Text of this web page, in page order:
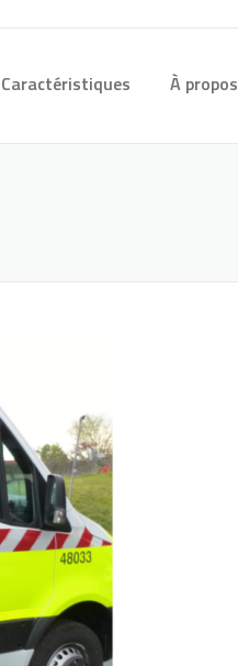
Caractéristiques À propos